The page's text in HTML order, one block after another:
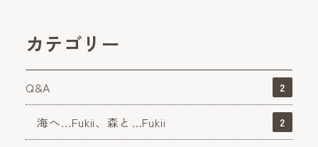
カテゴリー
Q&A 2
海へ…Fukii、森と…Fukii 2